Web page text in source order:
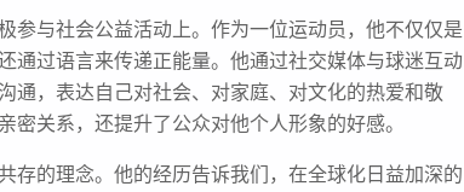
参与社会公益活动上。作为一位运动员，他不仅仅是
通过语言来传递正能量。他通过社交媒体与球迷互动
通，表达自己对社会、对家庭、对文化的热爱和敬
关系，还提升了公众对他个人形象的好感。
存的理念。他的经历告诉我们，在全球化日益加深的